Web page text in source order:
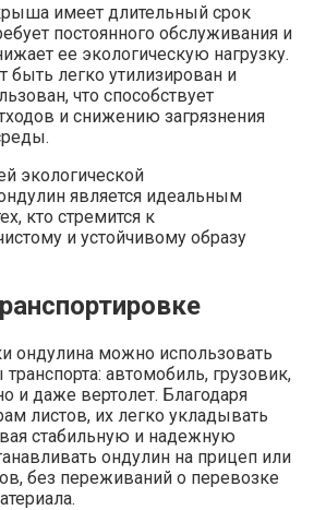
имеет длительный срок
постоянного обслуживания и
ее экологическую нагрузку.
легко утилизирован и
что способствует
и снижению загрязнения
экологической
является идеальным
кто стремится к
и устойчивому образу
ондулина можно использовать
автомобиль, грузовик,
и даже вертолет. Благодаря
листов, их легко укладывать
стабильную и надежную
ондулин на прицеп или
без переживаний о перевозке